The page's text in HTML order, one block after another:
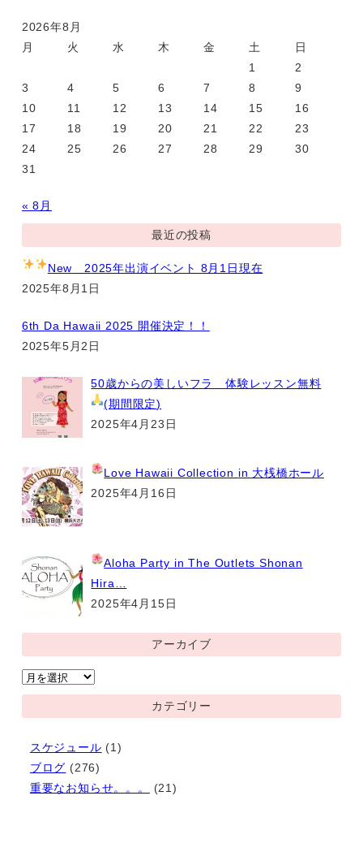
2026年8月
月
火 水 木 金 土
日
1
2
3
4 5 6 7 8
9
10
11 12 13 14 15
16
17
18 19 20 21 22
23
24
25 26 27 28 29
30
31
« 8月
最近の投稿
New 2025年出演イベント 8月1日現在
2025年8月1日
6th Da Hawaii 2025 開催決定！！
2025年5月2日
50歳からの美しいフラ 体験レッスン無料
(期間限定)
2025年4月23日
Love Hawaii Collection in 大桟橋ホール
2025年4月16日
Aloha Party in The Outlets Shonan
Hira…
2025年4月15日
アーカイブ
ア
ー
カ
カテゴリー
スケジュール (1)
ブログ (276)
重要なお知らせ。。。
(21)